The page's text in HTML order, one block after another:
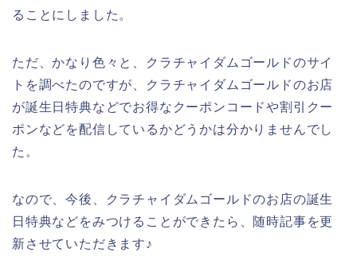
ることにしました。
ただ、かなり色々と、クラチャイダムゴールドのサイ
トを調べたのですが、クラチャイダムゴールドのお店
が誕生日特典などでお得なクーポンコードや割引クー
ポンなどを配信しているかどうかは分かりませんでし
た。
なので、今後、クラチャイダムゴールドのお店の誕生
日特典などをみつけることができたら、随時記事を更
新させていただきます♪